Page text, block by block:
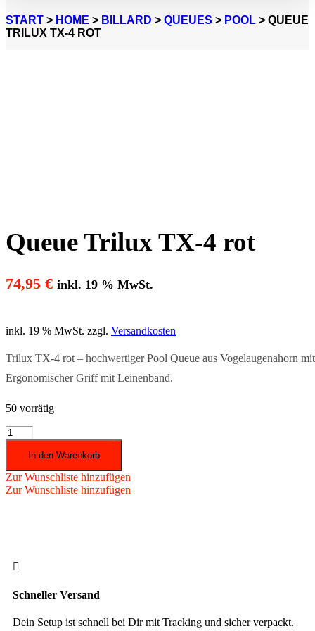
START > HOME > BILLARD > QUEUES > POOL > QUEUE
TRILUX TX-4 ROT
Queue Trilux TX-4 rot
74,95 € inkl. 19 % MwSt.
inkl. 19 % MwSt. zzgl. Versandkosten
Trilux TX-4 rot – hochwertiger Pool Queue aus Vogelaugenahorn
Ergonomischer Griff mit Leinenband.
50 vorrätig
Queue
Trilux
4
rot
Menge
In den Warenkorb
Zur Wunschliste hinzufügen
Zur Wunschliste hinzufügen

Schneller Versand
Dein Setup ist schnell bei Dir mit Tracking und sicher verpackt.